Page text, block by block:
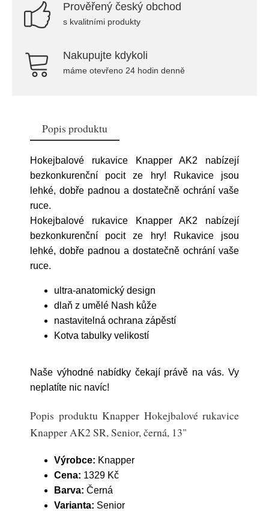
Prověřený český obchod
s kvalitními produkty
Nakupujte kdykoli
máme otevřeno 24 hodin denně
Popis produktu
Hokejbalové rukavice Knapper AK2 nabízejí
bezkonkurenční pocit ze hry! Rukavice jsou
lehké, dobře padnou a dostatečně ochrání vaše
ruce.
Hokejbalové rukavice Knapper AK2 nabízejí
bezkonkurenční pocit ze hry! Rukavice jsou
lehké, dobře padnou a dostatečně ochrání vaše
ruce.
ultra-anatomický design
dlaň z umělé Nash kůže
nastavitelná ochrana zápěstí
Kotva tabulky velikostí
Naše výhodné nabídky čekají právě na vás. Vy
neplatíte nic navíc!
Popis produktu Knapper Hokejbalové rukavice
Knapper AK2 SR, Senior, černá, 13"
Výrobce: Knapper
Cena: 1329 Kč
Barva: Černá
Varianta: Senior